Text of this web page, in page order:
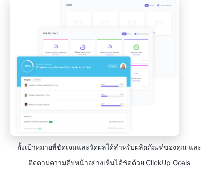
ตั้งเป้าหมายที่ชัดเจนและวัดผลได้สำหรับผลิตภัณฑ์ของคุณ และ
ติดตามความคืบหน้าอย่างเห็นได้ชัดด้วย ClickUp Goals